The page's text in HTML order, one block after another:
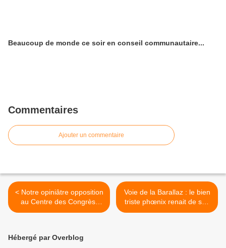
Beaucoup de monde ce soir en conseil communautaire...
Commentaires
Ajouter un commentaire
< Notre opiniâtre opposition
au Centre des Congrès:
l'Essor en parle!
Voie de la Barallaz : le bien
triste phœnix renait de ses
cendres >
Hébergé par Overblog